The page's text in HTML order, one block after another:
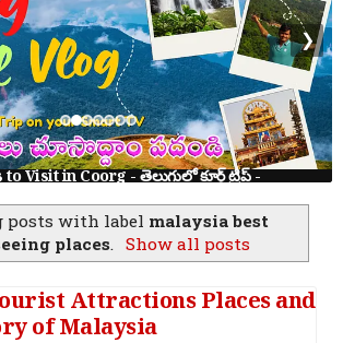
❯
posts with label malaysia best
places. Show all posts
Attractions Places and
of Malaysia